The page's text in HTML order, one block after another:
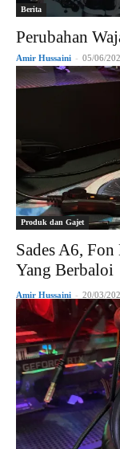
Berita
Perubahan
Amir Hussaini - 05/06/
Produk dan Gajet
Sades A6,
Yang Berbaloi
Amir Hussaini - 20/03/